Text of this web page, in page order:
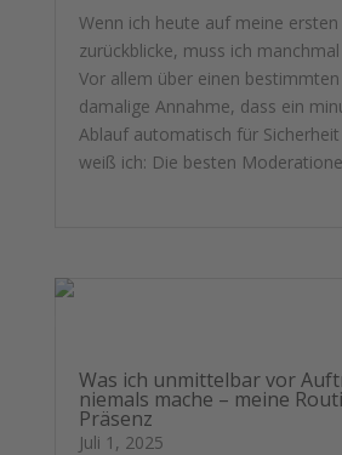
Wenn ich heute auf meine
zurückblicke, muss ich
Vor allem über einen
damalige Annahme, dass ein
Ablauf automatisch für
weiß ich: Die besten
Was ich unmittelbar vor
niemals mache – meine
Präsenz
Juli 1, 2025